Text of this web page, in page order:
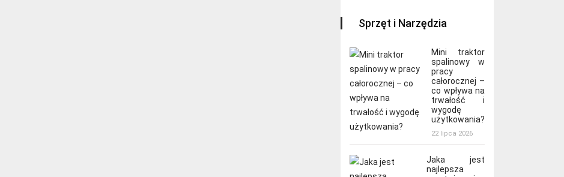
Sprzęt i Narzędzia
Mini traktor
spalinowy w
pracy
całorocznej –
co wpływa na
trwałość i
wygodę
użytkowania?
22 lipca 2026
Jaka jest
najlepsza